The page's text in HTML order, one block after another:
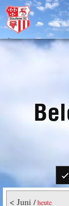
Skip
to
< Juni/heute